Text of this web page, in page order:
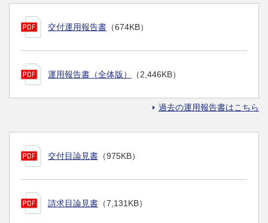
交付運用報告書 （674KB）
運用報告書（全体版） （2,446KB）
過去の運用報告書はこちら
交付目論見書 （975KB）
請求目論見書 （7,131KB）